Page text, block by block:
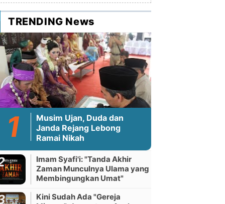
TRENDING News
Musim Ujan, Duda dan
Janda Rejang Lebong
Ramai Nikah
Imam Syafi'i: "Tanda Akhir
Zaman Munculnya Ulama yang
Membingungkan Umat"
Kini Sudah Ada "Gereja